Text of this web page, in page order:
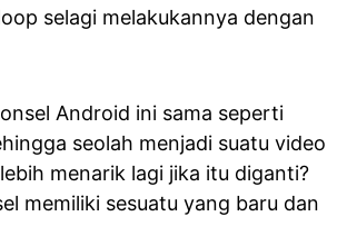
selagi melakukannya dengan
Android ini sama seperti
seolah menjadi suatu video
menarik lagi jika itu diganti?
memiliki sesuatu yang baru dan